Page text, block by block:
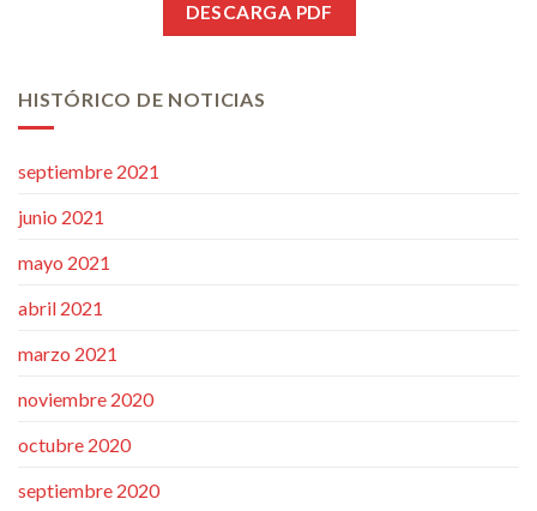
DESCARGA PDF
HISTÓRICO DE NOTICIAS
septiembre 2021
junio 2021
mayo 2021
abril 2021
marzo 2021
noviembre 2020
octubre 2020
septiembre 2020